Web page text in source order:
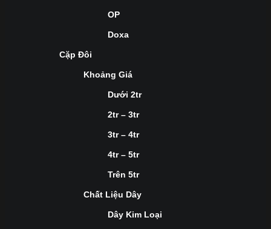
OP
Doxa
Cặp Đôi
Khoảng Giá
Dưới 2tr
2tr – 3tr
3tr – 4tr
4tr – 5tr
Trên 5tr
Chất Liệu Dây
Dây Kim Loại